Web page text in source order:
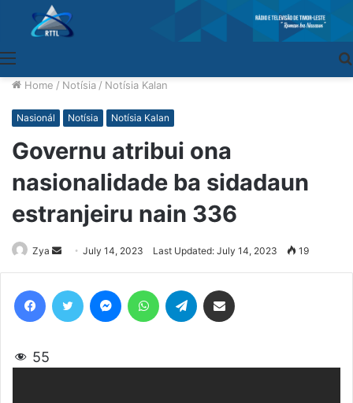
Home / Notísia / Notísia Kalan
Nasionál Notísia Notísia Kalan
Governu atribui ona
nasionalidade ba sidadaun
estranjeiru nain 336
Zya
Send
an
email
July 14, 2023 Last Updated: July 14, 2023 19
55